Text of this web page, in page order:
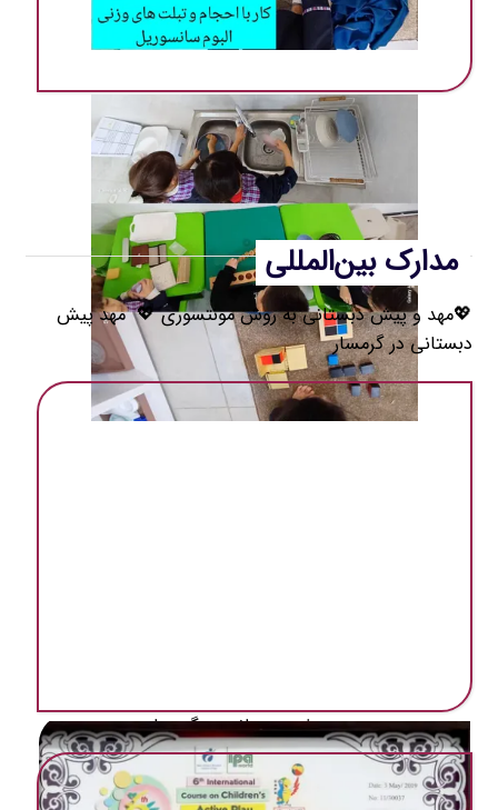
مهد ‌پیش دبستانی در گرمسار
مدارک بین‌المللی
💖مهد و پیش دبستانی به روش مونتسوری 💖 مهد ‌پیش
دبستانی در گرمسار
مهد ‌پیش دبستانی در گرمسار